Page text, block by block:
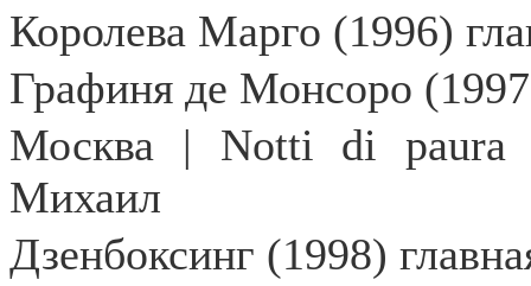
Королева Марго (1996)
Графиня де Монсоро
Москва | Notti di paura
Михаил
Дзенбоксинг (1998)